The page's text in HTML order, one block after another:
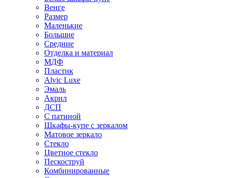
Венге
Размер
Маленькие
Большие
Средние
Отделка и материал
МДФ
Пластик
Alvic Luxe
Эмаль
Акрил
ДСП
С патиной
Шкафы-купе с зеркалом
Матовое зеркало
Стекло
Цветное стекло
Пескоструй
Комбинированные